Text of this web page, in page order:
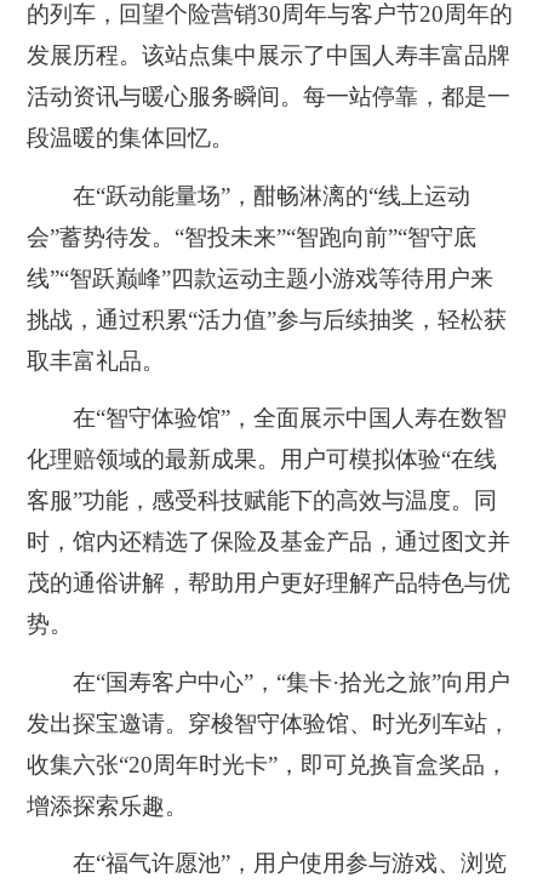
的列车，回望个险营销30周年与客户节20周年的
发展历程。该站点集中展示了中国人寿丰富品牌
活动资讯与暖心服务瞬间。每一站停靠，都是一
段温暖的集体回忆。
在“跃动能量场”，酣畅淋漓的“线上运动
会”蓄势待发。“智投未来”“智跑向前”“智守底
线”“智跃巅峰”四款运动主题小游戏等待用户来
挑战，通过积累“活力值”参与后续抽奖，轻松获
取丰富礼品。
在“智守体验馆”，全面展示中国人寿在数智
化理赔领域的最新成果。用户可模拟体验“在线
客服”功能，感受科技赋能下的高效与温度。同
时，馆内还精选了保险及基金产品，通过图文并
茂的通俗讲解，帮助用户更好理解产品特色与优
势。
在“国寿客户中心”，“集卡·拾光之旅”向用户
发出探宝邀请。穿梭智守体验馆、时光列车站，
收集六张“20周年时光卡”，即可兑换盲盒奖品，
增添探索乐趣。
在“福气许愿池”，用户使用参与游戏、浏览